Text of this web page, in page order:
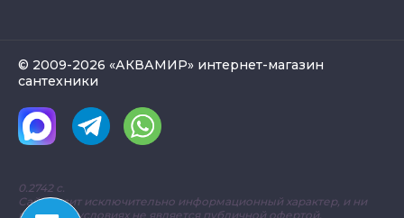
© 2009-2026 «АКВАМИР» интернет-магазин
сантехники
0.2742 с.
Сайт носит исключительно информационный характер, и ни
при каких условиях не является публичной офертой,